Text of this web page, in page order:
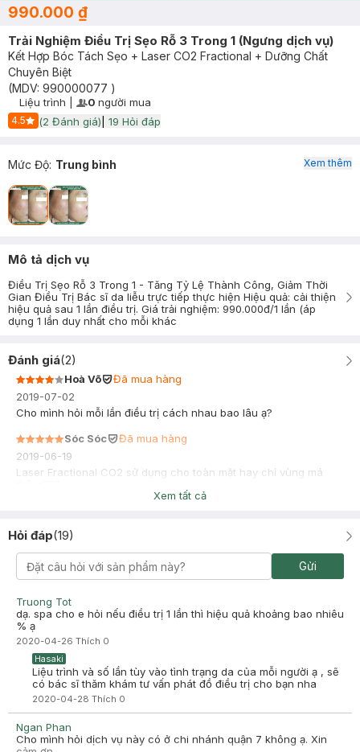
990.000 ₫
Trải Nghiệm Điều Trị Sẹo Rỗ 3 Trong 1 (Ngưng dịch vụ)
Kết Hợp Bóc Tách Sẹo + Laser CO2 Fractional + Dưỡng Chất
Chuyên Biệt
(MDV: 990000077 )
Timer Gray Icon
Liệu trình User Product Icon
0 người mua
4.5
Start Icon
(2 Đánh giá) 19 Hỏi đáp
Mức Độ: Trung bình Xem thêm
Mô tả dịch vụ
Điều Trị Sẹo Rỗ 3 Trong 1 - Tăng Tỷ Lệ Thành Công, Giảm Thời
Gian Điều Trị Bác sĩ da liễu trực tiếp thực hiện Hiệu quả: cải thiện
hiệu quả sau 1 lần điều trị. Giá trải nghiệm: 990.000đ/1 lần (áp
dụng 1 lần duy nhất cho mỗi khác
Đánh giá(2)
Hoà Võ
Đã mua hàng
2019-07-02
Cho mình hỏi mỗi lần điều trị cách nhau bao lâu ạ?
Sóc Sóc
Đã mua hàng
2019-06-19
Laser Fractional CO2 sử dụng cho toàn mặt hay chỉ vùng má
Xem tất cả
Hỏi đáp(19)
Gửi
Truong Tot
dạ. spa cho e hỏi nếu điều trị 1 lần thì hiệu quả khoảng bao nhiêu
% ạ
2020-04-26 Thích 0
Hasaki
Liệu trình và số lần tùy vào tình trạng da của mỗi người ạ , sẽ
có bác sĩ thăm khám tư vấn phát đồ điều trị cho bạn nha
2020-04-28 Thích 0
Ngan Phan
Cho mình hỏi dịch vụ này có ở chi nhánh quận 7 không ạ. Xin